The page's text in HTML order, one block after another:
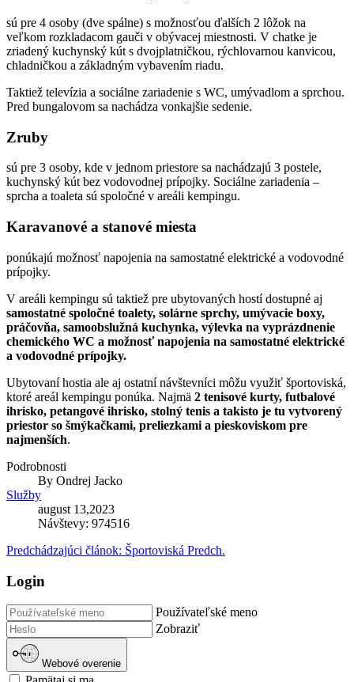
sú pre 4 osoby (dve spálne) s možnosťou ďalších 2 lôžok na
veľkom rozkladacom gauči v obývacej miestnosti. V chatke je
zriadený kuchynský kút s dvojplatničkou, rýchlovarnou kanvicou,
chladničkou a základným vybavením riadu.
Taktiež televízia a sociálne zariadenie s WC, umývadlom a sprchou.
Pred bungalovom sa nachádza vonkajšie sedenie.
Zruby
sú pre 3 osoby, kde v jednom priestore sa nachádzajú 3 postele,
kuchynský kút bez vodovodnej prípojky. Sociálne zariadenia –
sprcha a toaleta sú spoločné v areáli kempingu.
Karavanové a stanové miesta
ponúkajú možnosť napojenia na samostatné elektrické a vodovodné
prípojky.
V areáli kempingu sú taktiež pre ubytovaných hostí dostupné aj
samostatné spoločné toalety, solárne sprchy, umývacie boxy,
práčovňa, samoobslužná kuchynka, výlevka na vyprázdnenie
chemického WC a možnosť napojenia na samostatné elektrické
a vodovodné prípojky.
Ubytovaní hostia ale aj ostatní návštevníci môžu využiť športoviská,
ktoré areál kempingu ponúka. Najmä 2 tenisové kurty, futbalové
ihrisko, petangové ihrisko, stolný tenis a takisto je tu vytvorený
priestor so šmýkačkami, preliezkami a pieskoviskom pre
najmenších.
Podrobnosti
By Ondrej Jacko
Služby
august 13,2023
Návštevy: 974516
Predchádzajúci článok: Športoviská Predch.
Login
Používateľské meno
Zobraziť
Webové overenie